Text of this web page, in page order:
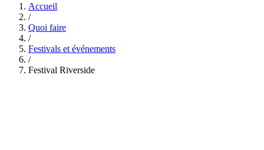
Accueil
/
Quoi faire
/
Festivals et événements
/
Festival Riverside